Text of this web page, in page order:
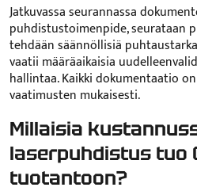
Jatkuvassa seurannassa
puhdistustoimenpide, seurataan
tehdään säännöllisiä
vaatii määräaikaisia
hallintaa. Kaikki dokumentaatio
vaatimusten mukaisesti.
Millaisia
laserpuhdistus tuo
tuotantoon?